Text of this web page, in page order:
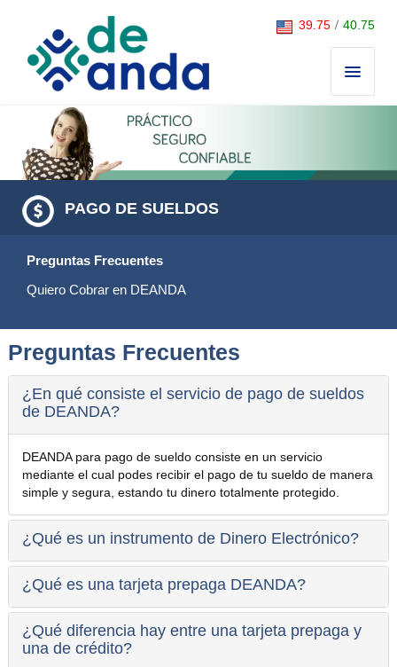
39.75 / 40.75
PAGO DE SUELDOS
Preguntas Frecuentes
Quiero Cobrar en DEANDA
Preguntas Frecuentes
¿En qué consiste el servicio de pago de sueldos
de DEANDA?
DEANDA para pago de sueldo consiste en un servicio
mediante el cual podes recibir el pago de tu sueldo de manera
simple y segura, estando tu dinero totalmente protegido.
¿Qué es un instrumento de Dinero Electrónico?
¿Qué es una tarjeta prepaga DEANDA?
¿Qué diferencia hay entre una tarjeta prepaga y
una de crédito?